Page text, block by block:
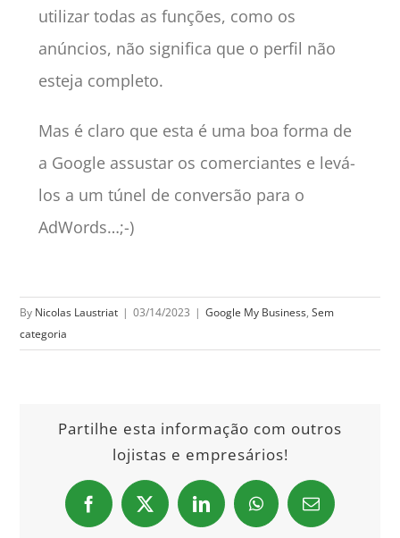
utilizar todas as funções, como os
anúncios, não significa que o perfil não
esteja completo.
Mas é claro que esta é uma boa forma de
a Google assustar os comerciantes e levá-
los a um túnel de conversão para o
AdWords…;-)
By Nicolas Laustriat | 03/14/2023 | Google My Business,Sem
categoria
Partilhe esta informação com outros
lojistas e empresários!
Facebook
X LinkedInWhatsAppEmail